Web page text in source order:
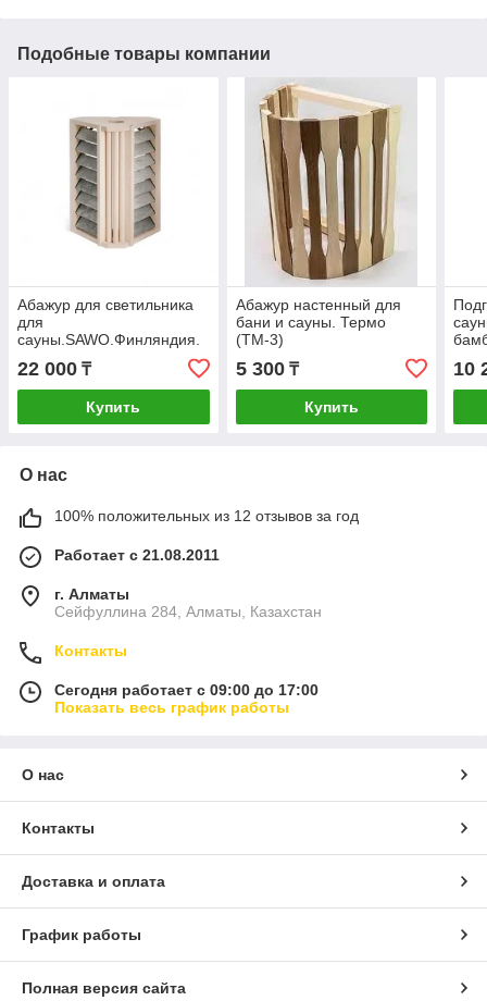
Подобные товары компании
Абажур для светильника
для
сауны.SAWO.Финляндия.
22 000 ₸
Купить
Абажур настенный для
бани и сауны. Термо
(ТМ-3)
5 300₸
Купить
10
О нас
100% положительных из 12 отзывов за год
Работает с 21.08.2011
г. Алматы
Сейфуллина 284, Алматы, Казахстан
Контакты
Сегодня работает с 09:00 до 17:00
Показать весь график работы
О нас
Контакты
Доставка и оплата
График работы
Полная версия сайта